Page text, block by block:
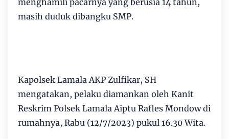
masih duduk dibangku SMP.
Kapolsek Lamala AKP Zulfikar, SH
mengatakan, pelaku diamankan oleh Kanit
Reskrim Polsek Lamala Aiptu Rafles Mondow di
rumahnya, Rabu (12/7/2023) pukul 16.30 Wita.